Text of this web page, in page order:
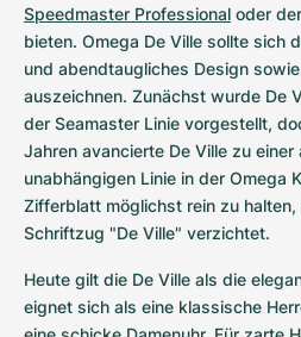
Speedmaster Professional oder der
bieten. Omega De Ville sollte sich
und abendtaugliches Design
auszeichnen. Zunächst wurde De
der Seamaster Linie vorgestellt,
Jahren avancierte De Ville zu einer
unabhängigen Linie in der Omega
Zifferblatt möglichst rein zu
Schriftzug "De Ville" verzichtet.
Heute gilt die De Ville als die
eignet sich als eine klassische